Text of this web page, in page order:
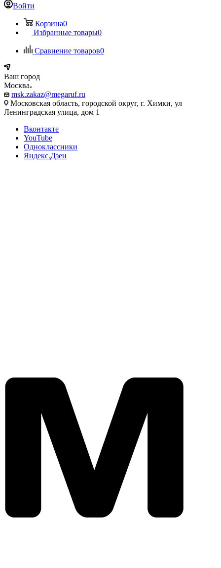
Войти
Корзина0
Избранные товары0
Сравнение товаров0
Ваш город
Москва
msk.zakaz@megaruf.ru
Московская область, городской округ, г. Химки, ул
Ленинградская улица, дом 1
Вконтакте
YouTube
Одноклассники
Яндекс.Дзен